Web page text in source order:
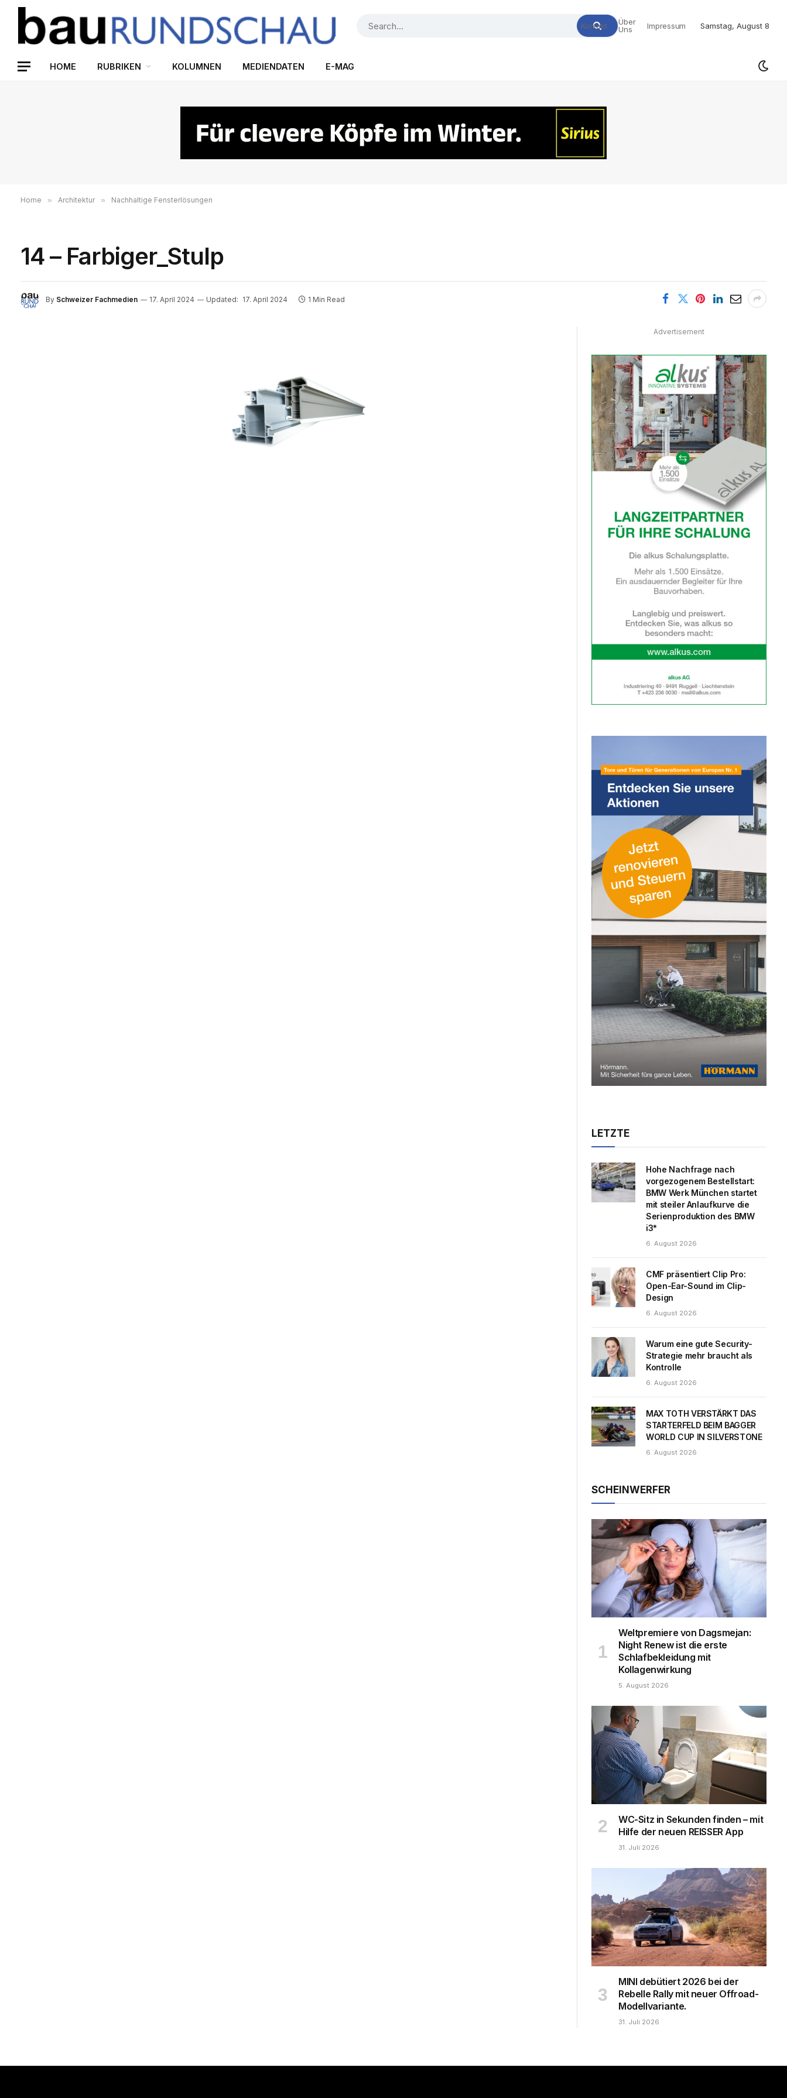
Kontakt
Über
Uns
Impressum Samstag, August 8
HOME RUBRIKEN KOLUMNEN MEDIENDATEN E-MAG
Home » Architektur » Nachhaltige Fensterlösungen
14 – Farbiger_Stulp
By Schweizer Fachmedien 17. April 2024 Updated: 17. April 2024 1 Min Read
Advertisement
LETZTE
Hohe Nachfrage nach
vorgezogenem Bestellstart:
BMW Werk München startet
mit steiler Anlaufkurve die
Serienproduktion des BMW
i3*
6. August 2026
CMF präsentiert Clip Pro:
Open-Ear-Sound im Clip-
Design
6. August 2026
Warum eine gute Security-
Strategie mehr braucht als
Kontrolle
6. August 2026
MAX TOTH VERSTÄRKT DAS
STARTERFELD BEIM BAGGER
WORLD CUP IN SILVERSTONE
6. August 2026
SCHEINWERFER
Weltpremiere von Dagsmejan:
Night Renew ist die erste
Schlafbekleidung mit
Kollagenwirkung
5. August 2026
WC-Sitz in Sekunden finden – mit
Hilfe der neuen REISSER App
31. Juli 2026
MINI debütiert 2026 bei der
Rebelle Rally mit neuer Offroad-
Modellvariante.
31. Juli 2026